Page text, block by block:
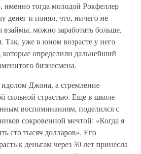
тогда молодой Рокфеллер
денег и понял, что, ничего не
взаймы, можно заработать больше,
Так, уже в юном возрасте у него
которые определили дальнейший
бизнесмена.
Джона, а стремление
сильной страстью. Еще в школе
воспоминаниям, поделился с
сокровенной мечтой: «Когда я
сто тысяч долларов». Его
к деньгам через 30 лет принесла